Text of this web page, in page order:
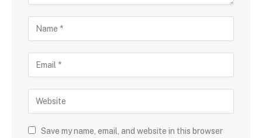
Save my name, email, and website in this browser